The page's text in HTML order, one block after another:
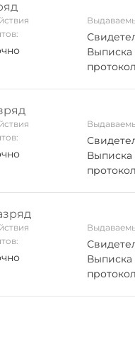
Выписка
Выписка
Выписка